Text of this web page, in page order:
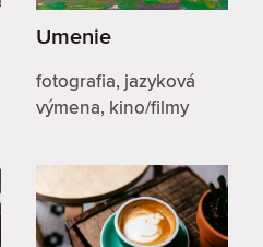
Umenie
fotografia, jazyková
výmena, kino/filmy